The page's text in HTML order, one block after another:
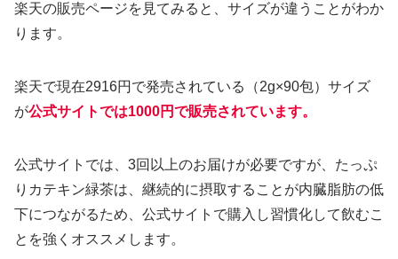
楽天の販売ページを見てみると、サイズが違うことがわか
ります。
楽天で現在2916円で発売されている（2g×90包）サイズ
が公式サイトでは1000円で販売されています。
公式サイトでは、3回以上のお届けが必要ですが、たっぷ
りカテキン緑茶は、継続的に摂取することが内臓脂肪の低
下につながるため、公式サイトで購入し習慣化して飲むこ
とを強くオススメします。